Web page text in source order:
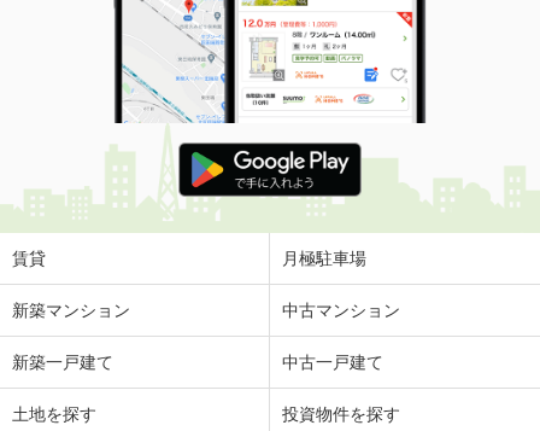
住 所
栃木県下野市駅東１
専有面積 20.28m²
間取り
1K
栃木県佐野市若松町
価 格
4万円
住 所
栃木県佐野市若松町
専有面積
栃木県栃木市城内町２丁目
5.90万円
賃貸 月極駐車場
新築マンション 中古マンション
新築一戸建て 中古一戸建て
土地を探す 投資物件を探す